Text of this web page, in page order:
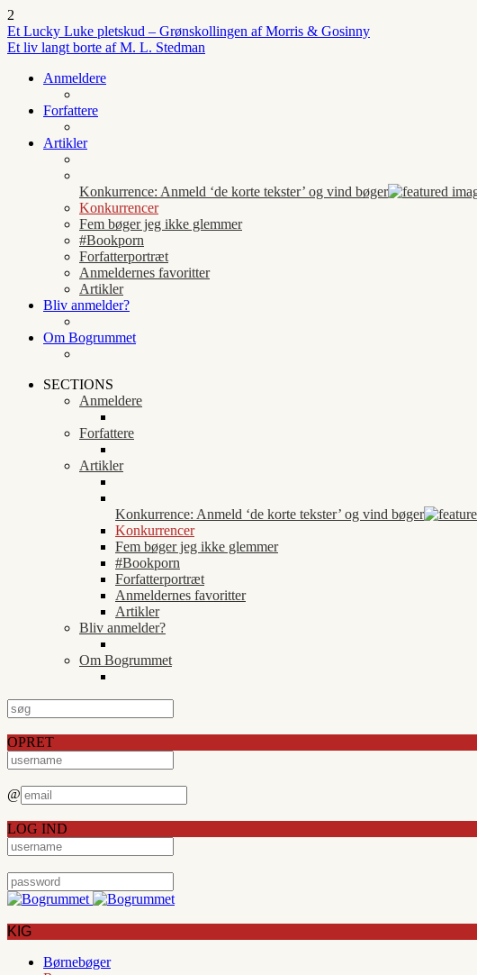
2
Et Lucky Luke pletskud – Grønskollingen af Morris & Gosinny
Et liv langt borte af M. L. Stedman
Anmeldere
Forfattere
Artikler
Konkurrence: Anmeld ‘de korte tekster’ og vind bøger
Konkurrencer
Fem bøger jeg ikke glemmer
#Bookporn
Forfatterportræt
Anmeldernes favoritter
Artikler
Bliv anmelder?
Om Bogrummet
SECTIONS
Anmeldere
Forfattere
Artikler
Konkurrence: Anmeld ‘de korte tekster’ og vind bøger
Konkurrencer
Fem bøger jeg ikke glemmer
#Bookporn
Forfatterportræt
Anmeldernes favoritter
Artikler
Bliv anmelder?
Om Bogrummet
OPRET
@
LOG IND
KIG
Børnebøger